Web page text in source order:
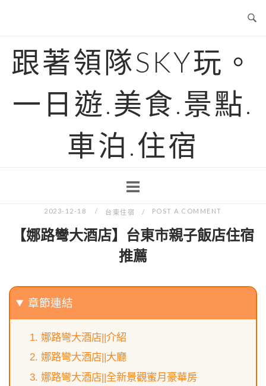
跟著領隊SKY玩。
一日遊.美食.景點.
車泊.住宿
2023-12-18 台東住宿 POST A COMMENT
【娜路彎大酒店】台東市親子飯店住宿
推薦
章節連結
娜路彎大酒店||介紹
娜路彎大酒店||大廳
娜路彎大酒店||全新景觀蜜月豪華房